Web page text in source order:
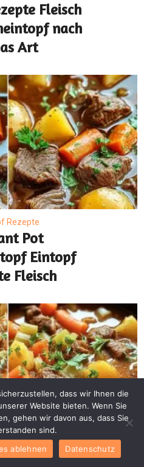
Fleisch
nach
Art
Rezepte
Pot
Eintopf
Fleisch
Rezepte
dass wir Ihnen die
Website bieten. Wenn Sie
gehen wir davon aus, dass Sie
sind.
ablehnen Datenschutz